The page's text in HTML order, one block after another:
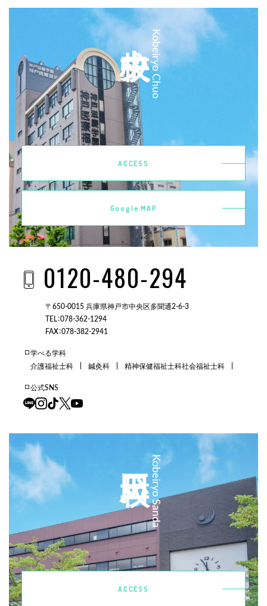
Kobeiryo Chuo
ACCESS
Google MAP
0120-480-294
〒650-0015 兵庫県神戸市中央区多聞通2-6-3
TEL：078-362-1294
FAX：078-382-2941
学べる学科
介護福祉士科
鍼灸科 精神保健福祉士科社会福祉士科
公式SNS
Kobeiryo Sanda
ACCESS